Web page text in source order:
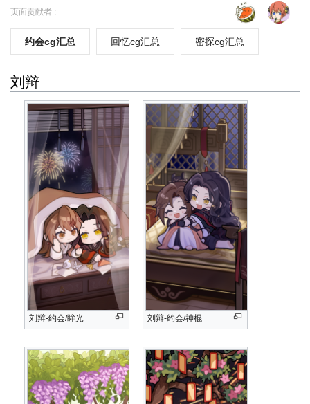
跳
跳
页面贡献者 :
约会cg汇总 回忆cg汇总 密探cg汇总
刘辩
刘辩-约会/眸光 刘辩-约会/神棍